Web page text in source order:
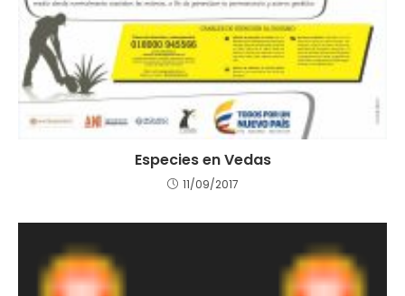
Especies en Vedas
11/09/2017